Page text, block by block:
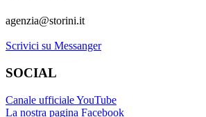
agenzia@storini.it
Scrivici su Messanger
SOCIAL
Canale ufficiale YouTube
La nostra pagina Facebook